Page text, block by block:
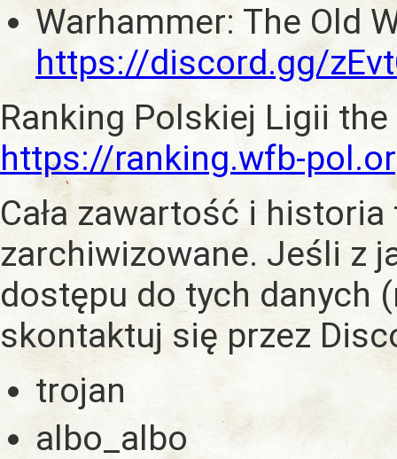
Warhammer: The Old
https://discord.gg/
Ranking Polskiej Ligii
https://ranking.wfb-
Cała zawartość i historia
zarchiwizowane. Jeśli z
dostępu do tych danych
skontaktuj się przez
trojan
albo_albo